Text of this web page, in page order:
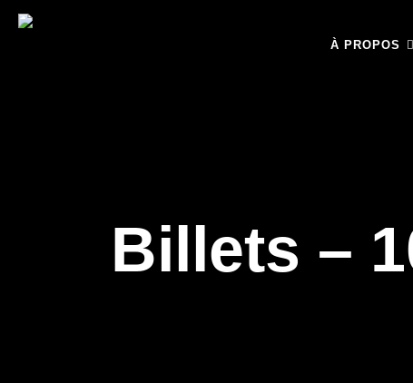
À PROPOS
Billets –